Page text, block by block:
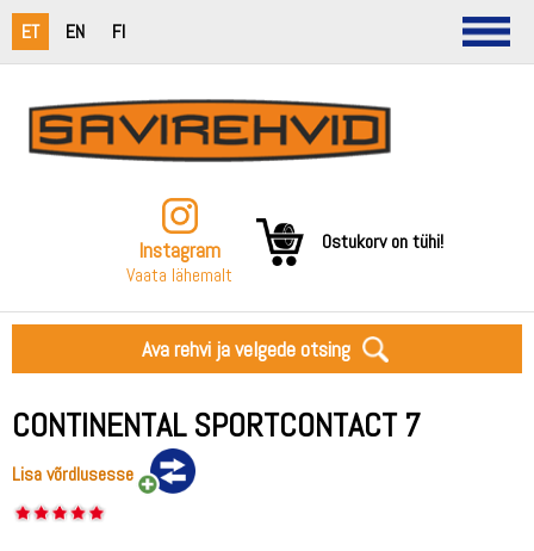
ET EN FI
Instagram
Vaata lähemalt
Ostukorv on tühi!
Ava rehvi ja velgede otsing
CONTINENTAL SPORTCONTACT 7
Lisa võrdlusesse